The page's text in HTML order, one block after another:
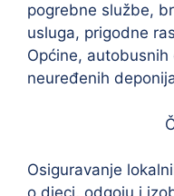
pogrebne službe,
usluga, prigodne
Općine,
neuređenih
Osiguravanje